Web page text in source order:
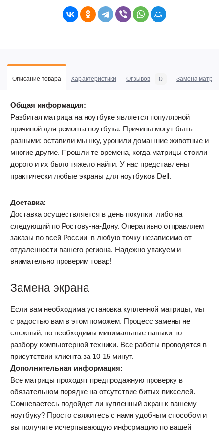
Описание товара Характеристики Отзывов 0 Замена
Общая информация:
Разбитая матрица на ноутбуке является популярной
причиной для ремонта ноутбука. Причины могут быть
разными: оставили мышку, уронили домашние животные и
многие другие. Прошли те времена, когда матрицы стоили
дорого и их было тяжело найти. У нас представлены
практически любые экраны для ноутбуков Dell.
Доставка:
Доставка осуществляется в день покупки, либо на
следующий по Ростову-на-Дону. Оперативно отправляем
заказы по всей России, в любую точку независимо от
отдаленности вашего региона. Надежно упакуем и
внимательно проверим товар!
Замена экрана
Если вам необходима установка купленной матрицы, мы
с радостью вам в этом поможем. Процесс замены не
сложный, но необходимы минимальные навыки по
разбору компьютерной техники. Все работы проводятся в
присутствии клиента за 10-15 минут.
Дополнительная информация:
Все матрицы проходят предпродажную проверку в
обязательном порядке на отсутствие битых пикселей.
Сомневаетесь подойдет ли купленный экран к вашему
ноутбуку? Просто свяжитесь с нами удобным способом и
вы получите исчерпывающую информацию по вашей